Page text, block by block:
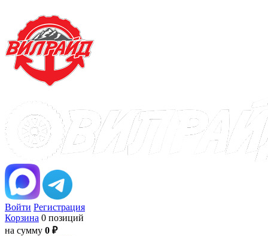
Войти Регистрация
Корзина 0 позиций
на сумму 0 ₽